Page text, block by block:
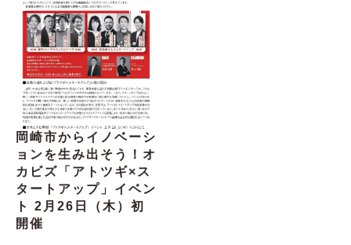
岡崎市からイノベーシ
ョンを生み出そう！オ
カビズ「アトツギ×ス
タートアップ」イベン
ト 2月26日（木）初
開催